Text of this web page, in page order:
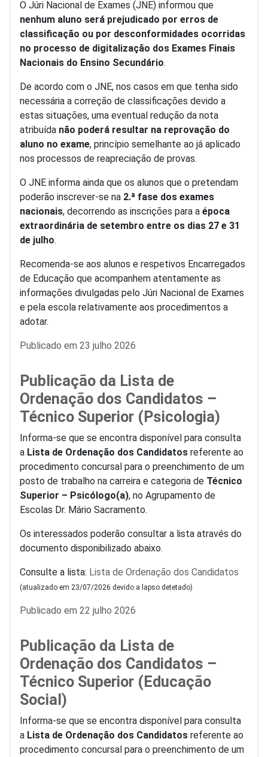
O Júri Nacional de Exames (JNE) informou que
nenhum aluno será prejudicado por erros de
classificação ou por desconformidades ocorridas
no processo de digitalização dos Exames Finais
Nacionais do Ensino Secundário.
De acordo com o JNE, nos casos em que tenha sido
necessária a correção de classificações devido a
estas situações, uma eventual redução da nota
atribuída não poderá resultar na reprovação do
aluno no exame, princípio semelhante ao já aplicado
nos processos de reapreciação de provas.
O JNE informa ainda que os alunos que o pretendam
poderão inscrever-se na 2.ª fase dos exames
nacionais, decorrendo as inscrições para a época
extraordinária de setembro entre os dias 27 e 31
de julho.
Recomenda-se aos alunos e respetivos Encarregados
de Educação que acompanhem atentamente as
informações divulgadas pelo Júri Nacional de Exames
e pela escola relativamente aos procedimentos a
adotar.
Detalhes
Publicado em 23 julho 2026
Publicação da Lista de
Ordenação dos Candidatos –
Técnico Superior (Psicologia)
Informa-se que se encontra disponível para consulta
a Lista de Ordenação dos Candidatos referente ao
procedimento concursal para o preenchimento de um
posto de trabalho na carreira e categoria de Técnico
Superior – Psicólogo(a), no Agrupamento de
Escolas Dr. Mário Sacramento.
Os interessados poderão consultar a lista através do
documento disponibilizado abaixo.
Consulte a lista: Lista de Ordenação dos Candidatos
(atualizado em 23/07/2026 devido a lapso detetado)
Detalhes
Publicado em 22 julho 2026
Publicação da Lista de
Ordenação dos Candidatos –
Técnico Superior (Educação
Social)
Informa-se que se encontra disponível para consulta
a Lista de Ordenação dos Candidatos referente ao
procedimento concursal para o preenchimento de um